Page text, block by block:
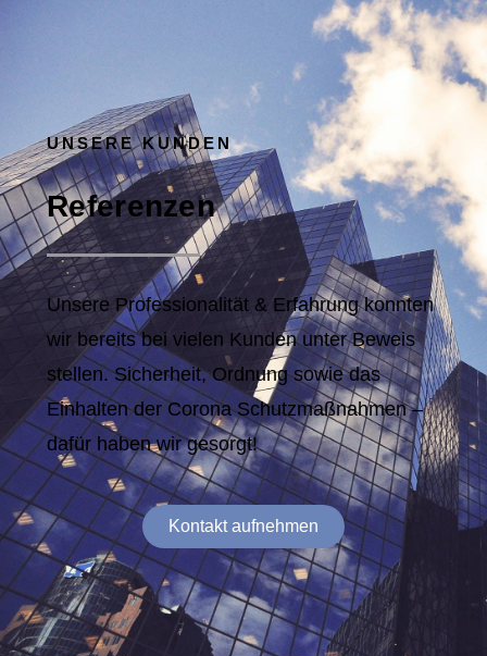
UNSERE KUNDEN
Referenzen
Unsere Professionalität & Erfahrung konnten
wir bereits bei vielen Kunden unter Beweis
stellen. Sicherheit, Ordnung sowie das
Einhalten der Corona Schutzmaßnahmen –
dafür haben wir gesorgt!
Kontakt aufnehmen